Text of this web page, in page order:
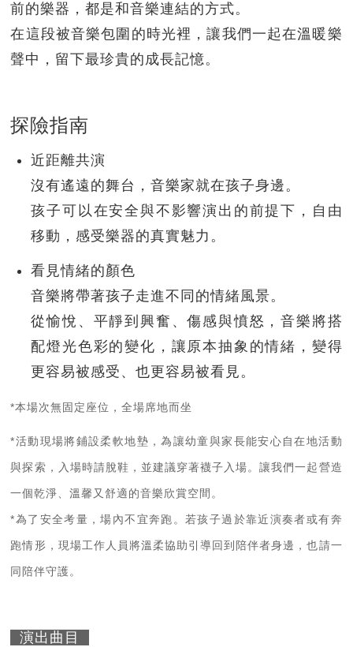
前的樂器，都是和音樂連結的方式。
在這段被音樂包圍的時光裡，讓我們一起在溫暖樂
聲中，留下最珍貴的成長記憶。
探險指南
近距離共演
沒有遙遠的舞台，音樂家就在孩子身邊。
孩子可以在安全與不影響演出的前提下，自由
移動，感受樂器的真實魅力。
看見情緒的顏色
音樂將帶著孩子走進不同的情緒風景。
從愉悅、平靜到興奮、傷感與憤怒，音樂將搭
配燈光色彩的變化，讓原本抽象的情緒，變得
更容易被感受、也更容易被看見。
*本場次無固定座位，全場席地而坐
*活動現場將鋪設柔軟地墊，為讓幼童與家長能安心自在地活動
與探索，入場時請脫鞋，並建議穿著襪子入場。讓我們一起營造
一個乾淨、溫馨又舒適的音樂欣賞空間。
*為了安全考量，場內不宜奔跑。若孩子過於靠近演奏者或有奔
跑情形，現場工作人員將溫柔協助引導回到陪伴者身邊，也請一
同陪伴守護。
演出曲目